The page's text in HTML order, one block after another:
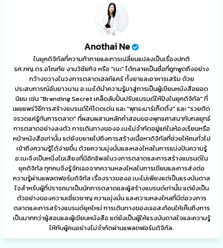
Anothai Ne
ในยุคดิจิทัลที่ความท้าทายและการเปลี่ยนแปลงเป็นเรื่องปกติ
รศ.ภญ.ดร.อโณทัย งามวิชัยกิจ หรือ "เนะ" ได้กลายเป็นชื่อที่ถูกพูดถึงอย่าง
กว้างขวางในวงการตลาดเฮลท์แคร์ ทั้งยาและอาหารเสริม ด้วย
ประสบการณ์อันยาวนาน อ.เนะได้นำความรู้มาสู่การเป็นผู้เขียนหนังสือยอด
นิยม เช่น "Branding Secret เคล็ดลับปั้นปรับแบรนด์ให้ปังในยุคดิจิทัล" ที่
เผยแพร่วิธีการสร้างแบรนด์ให้โดดเด่น และ "พุทธะมาร์เก็ตติ้ง" และ "รวยติด
จรวดแค่รู้ทันการตลาด" ที่ผสมผสานหลักคำสอนของพุทธศาสนากับกลยุทธ์
การตลาดอย่างลงตัว การเดินทางของอ.เนะไม่จำกัดอยู่แค่ในห้องเรียนหรือ
หน้าหนังสือเท่านั้น แต่ยังขยายไปถึงการสร้างเนื้อหาดิจิทัลที่ช่วยให้คนทั่วไป
เข้าถึงความรู้ได้ง่ายขึ้น ด้วยความมุ่งมั่นและหลงใหลในการแบ่งปันความรู้
อ.เนะจึงเป็นหนึ่งในเสียงที่มีอิทธิพลในวงการตลาดและการสร้างแบรนด์ใน
ยุคดิจิทัล ทุกคนจึงรู้จักเธอจากความหลงใหลในการเขียนและการส่งต่อ
ความรู้ผ่านแพลตฟอร์มดิจิทัล เรื่องราวของอ.เนะไม่เพียงแต่เป็นแรงบันดาล
ใจสำหรับผู้ที่ปรารถนาเป็นนักการตลาดและผู้สร้างแบรนด์เท่านั้น แต่ยังเป็น
ตัวอย่างของความเชี่ยวชาญ ความมุ่งมั่น และความหลงใหลที่มีต่อวงการ
ตลาดและการสร้างแบรนด์ยุคใหม่ การเดินทางของเธอสะท้อนให้เห็นถึงการ
เป็นมากกว่าผู้สอนและผู้เขียนหนังสือ แต่ยังเป็นผู้ให้แรงบันดาลใจและความรู้
ให้กับผู้คนอย่างไม่จำกัดผ่านแพลตฟอร์มดิจิทัล.